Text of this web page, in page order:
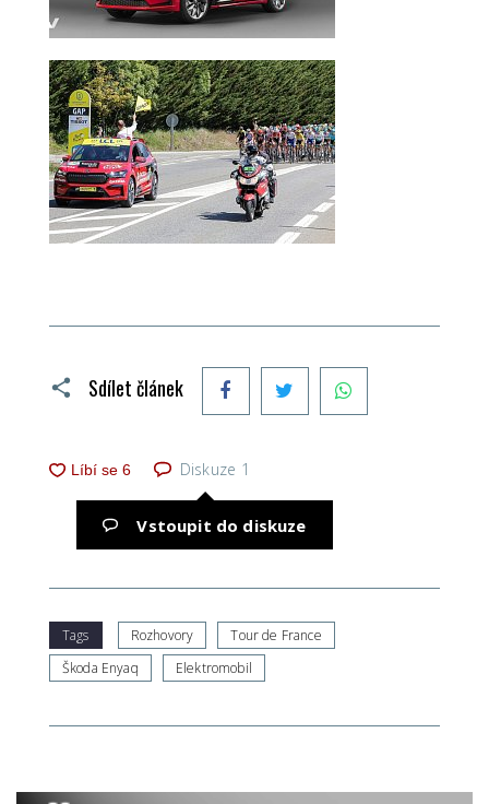
Sdílet článek FacebookTwitter
Diskuze 1
Vstoupit do diskuze
Tags Rozhovory
Tour de France
Škoda Enyaq
Elektromobil